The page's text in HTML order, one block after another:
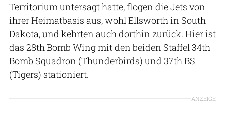
Territorium untersagt hatte, flogen die Jets von
ihrer Heimatbasis aus, wohl Ellsworth in South
Dakota, und kehrten auch dorthin zurück. Hier ist
das 28th Bomb Wing mit den beiden Staffel 34th
Bomb Squadron (Thunderbirds) und 37th BS
(Tigers) stationiert.
ANZEIGE